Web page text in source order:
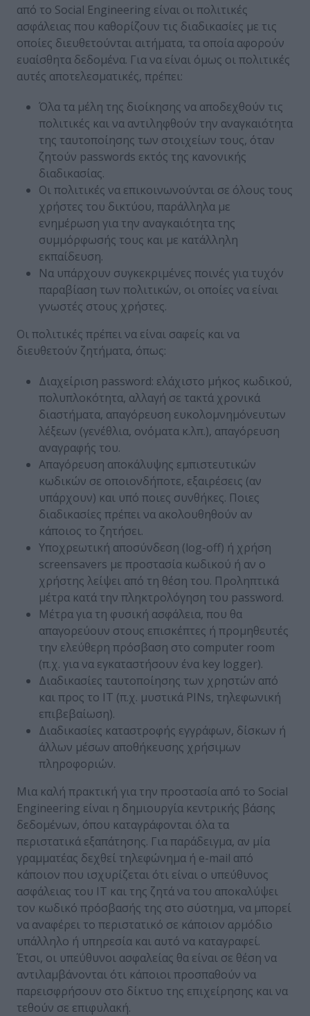
από το Social Engineering είναι οι πολιτικές
ασφάλειας που καθορίζουν τις διαδικασίες με τις
οποίες διευθετούνται αιτήματα, τα οποία αφορούν
ευαίσθητα δεδομένα. Για να είναι όμως οι πολιτικές
αυτές αποτελεσματικές, πρέπει:
Όλα τα μέλη της διοίκησης να αποδεχθούν τις
πολιτικές και να αντιληφθούν την αναγκαιότητα
της ταυτοποίησης των στοιχείων τους, όταν
ζητούν passwords εκτός της κανονικής
διαδικασίας.
Οι πολιτικές να επικοινωνούνται σε όλους τους
χρήστες του δικτύου, παράλληλα με
ενημέρωση για την αναγκαιότητα της
συμμόρφωσής τους και με κατάλληλη
εκπαίδευση.
Να υπάρχουν συγκεκριμένες ποινές για τυχόν
παραβίαση των πολιτικών, οι οποίες να είναι
γνωστές στους χρήστες.
Οι πολιτικές πρέπει να είναι σαφείς και να
διευθετούν ζητήματα, όπως:
Διαχείριση password: ελάχιστο μήκος κωδικού,
πολυπλοκότητα, αλλαγή σε τακτά χρονικά
διαστήματα, απαγόρευση ευκολομνημόνευτων
λέξεων (γενέθλια, ονόματα κ.λπ.), απαγόρευση
αναγραφής του.
Απαγόρευση αποκάλυψης εμπιστευτικών
κωδικών σε οποιονδήποτε, εξαιρέσεις (αν
υπάρχουν) και υπό ποιες συνθήκες. Ποιες
διαδικασίες πρέπει να ακολουθηθούν αν
κάποιος το ζητήσει.
Υποχρεωτική αποσύνδεση (log-off) ή χρήση
screensavers με προστασία κωδικού ή αν ο
χρήστης λείψει από τη θέση του. Προληπτικά
μέτρα κατά την πληκτρολόγηση του password.
Μέτρα για τη φυσική ασφάλεια, που θα
απαγορεύουν στους επισκέπτες ή προμηθευτές
την ελεύθερη πρόσβαση στο computer room
(π.χ. για να εγκαταστήσουν ένα key logger).
Διαδικασίες ταυτοποίησης των χρηστών από
και προς το IT (π.χ. μυστικά PINs, τηλεφωνική
επιβεβαίωση).
Διαδικασίες καταστροφής εγγράφων, δίσκων ή
άλλων μέσων αποθήκευσης χρήσιμων
πληροφοριών.
Μια καλή πρακτική για την προστασία από το Social
Engineering είναι η δημιουργία κεντρικής βάσης
δεδομένων, όπου καταγράφονται όλα τα
περιστατικά εξαπάτησης. Για παράδειγμα, αν μία
γραμματέας δεχθεί τηλεφώνημα ή e-mail από
κάποιον που ισχυρίζεται ότι είναι ο υπεύθυνος
ασφάλειας του IT και της ζητά να του αποκαλύψει
τον κωδικό πρόσβασής της στο σύστημα, να μπορεί
να αναφέρει το περιστατικό σε κάποιον αρμόδιο
υπάλληλο ή υπηρεσία και αυτό να καταγραφεί.
Έτσι, οι υπεύθυνοι ασφαλείας θα είναι σε θέση να
αντιλαμβάνονται ότι κάποιοι προσπαθούν να
παρεισφρήσουν στο δίκτυο της επιχείρησης και να
τεθούν σε επιφυλακή.